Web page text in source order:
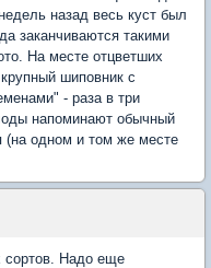
назад весь куст был
заканчиваются такими
На месте отцветших
шиповник с
- раза в три
напоминают обычный
(на одном и том же месте
сортов. Надо еще